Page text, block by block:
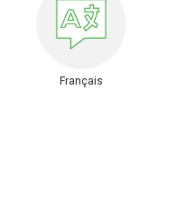
Français